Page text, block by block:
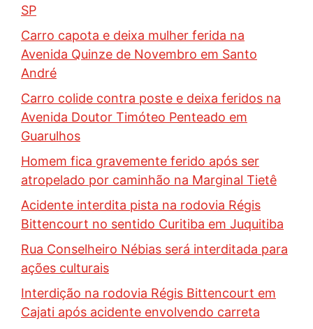
SP
Carro capota e deixa mulher ferida na
Avenida Quinze de Novembro em Santo
André
Carro colide contra poste e deixa feridos na
Avenida Doutor Timóteo Penteado em
Guarulhos
Homem fica gravemente ferido após ser
atropelado por caminhão na Marginal Tietê
Acidente interdita pista na rodovia Régis
Bittencourt no sentido Curitiba em Juquitiba
Rua Conselheiro Nébias será interditada para
ações culturais
Interdição na rodovia Régis Bittencourt em
Cajati após acidente envolvendo carreta